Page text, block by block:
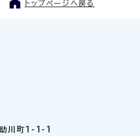
トップページへ戻る
川町1-1-1